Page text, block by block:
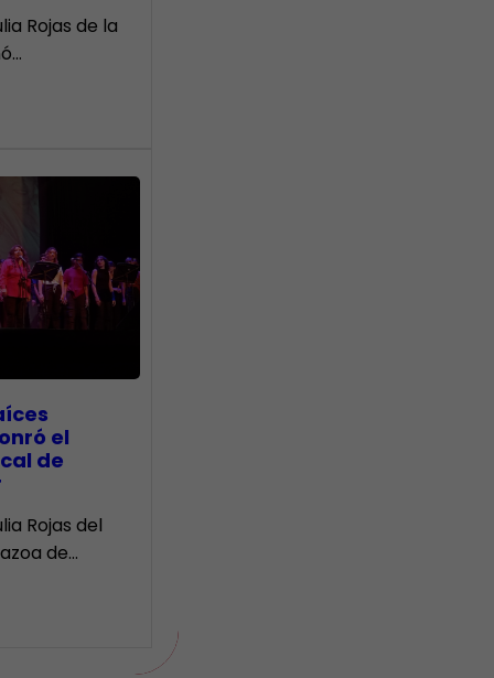
Rojas de la
el
de
Rojas del
de…